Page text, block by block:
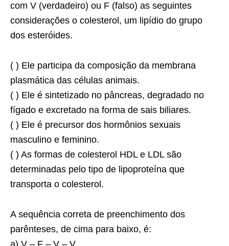
com V (verdadeiro) ou F (falso) as seguintes
considerações o colesterol, um lipídio do grupo
dos esteróides.
( ) Ele participa da composição da membrana
plasmática das células animais.
( ) Ele é sintetizado no pâncreas, degradado no
fígado e excretado na forma de sais biliares.
( ) Ele é precursor dos hormônios sexuais
masculino e feminino.
( ) As formas de colesterol HDL e LDL são
determinadas pelo tipo de lipoproteína que
transporta o colesterol.
A sequência correta de preenchimento dos
parênteses, de cima para baixo, é:
a) V – F – V – V.